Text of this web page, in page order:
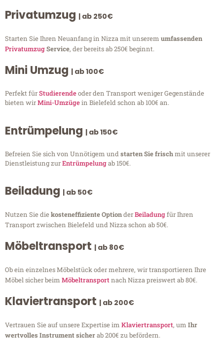
Privatumzug | ab 250€
Starten Sie Ihren Neuanfang in Nizza mit unserem umfassenden
PrivatumzugService, der bereits ab 250€ beginnt.
Mini Umzug | ab 100€
Perfekt fürStudierendeoder den Transport weniger Gegenstände
bieten wirMini-Umzügein Bielefeld schon ab 100€ an.
Entrümpelung | ab 150€
Befreien Sie sich von Unnötigem undstarten Sie frischmit unserer
Dienstleistung zurEntrümpelungab 150€.
Beiladung | ab 50€
Nutzen Sie diekosteneffiziente OptionderBeiladungfür Ihren
Transport zwischen Bielefeld und Nizza schon ab 50€.
Möbeltransport | ab 80€
Ob ein einzelnes Möbelstück oder mehrere, wir transportieren Ihre
Möbel sicher beim Möbeltransportnach Nizza preiswert ab 80€.
Klaviertransport | ab 200€
Vertrauen Sie auf unsere Expertise im Klaviertransport, um Ihr
wertvolles Instrument sicherab 200€ zu befördern.